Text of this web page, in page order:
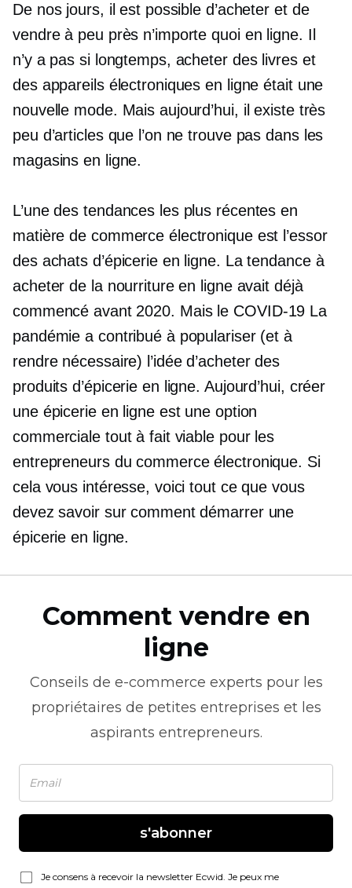
De nos jours, il est possible d’acheter et de
vendre à peu près n’importe quoi en ligne. Il
n’y a pas si longtemps, acheter des livres et
des appareils électroniques en ligne était une
nouvelle mode. Mais aujourd’hui, il existe très
peu d’articles que l’on ne trouve pas dans les
magasins en ligne.
L’une des tendances les plus récentes en
matière de commerce électronique est l’essor
des achats d’épicerie en ligne. La tendance à
acheter de la nourriture en ligne avait déjà
commencé avant 2020. Mais le COVID-19 La
pandémie a contribué à populariser (et à
rendre nécessaire) l’idée d’acheter des
produits d’épicerie en ligne. Aujourd’hui, créer
une épicerie en ligne est une option
commerciale tout à fait viable pour les
entrepreneurs du commerce électronique. Si
cela vous intéresse, voici tout ce que vous
devez savoir sur comment démarrer une
épicerie en ligne.
Comment vendre en
ligne
Conseils de e-commerce experts pour les
propriétaires de petites entreprises et les
aspirants entrepreneurs.
s'abonner
Je consens à recevoir la newsletter Ecwid. Je peux me